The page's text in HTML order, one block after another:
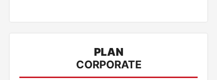
PLAN
CORPORATE
Características clave: